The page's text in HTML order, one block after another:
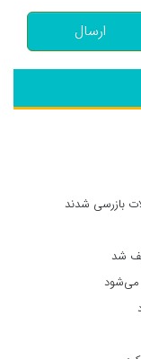
ارسال
بازرسی شدند
شد
می‌شود